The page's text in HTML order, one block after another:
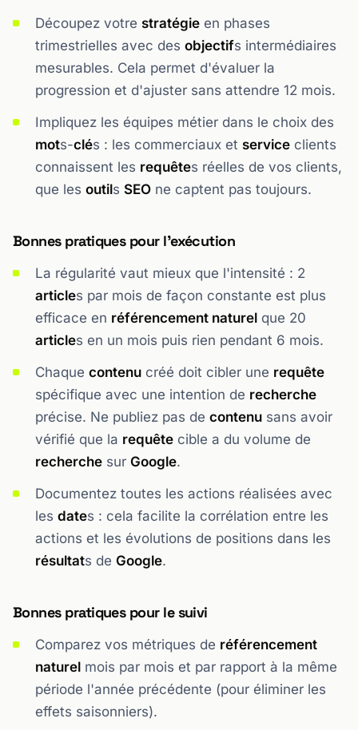
Découpez votre stratégie en phases
trimestrielles avec des objectifs intermédiaires
mesurables. Cela permet d'évaluer la
progression et d'ajuster sans attendre 12 mois.
Impliquez les équipes métier dans le choix des
mots-clés : les commerciaux et service clients
connaissent les requêtes réelles de vos clients,
que les outils SEO ne captent pas toujours.
Bonnes pratiques pour l'exécution
La régularité vaut mieux que l'intensité : 2
articles par mois de façon constante est plus
efficace en référencement naturel que 20
articles en un mois puis rien pendant 6 mois.
Chaque contenu créé doit cibler une requête
spécifique avec une intention de recherche
précise. Ne publiez pas de contenu sans avoir
vérifié que la requête cible a du volume de
recherche sur Google.
Documentez toutes les actions réalisées avec
les dates : cela facilite la corrélation entre les
actions et les évolutions de positions dans les
résultats de Google.
Bonnes pratiques pour le suivi
Comparez vos métriques de référencement
naturel mois par mois et par rapport à la même
période l'année précédente (pour éliminer les
effets saisonniers).